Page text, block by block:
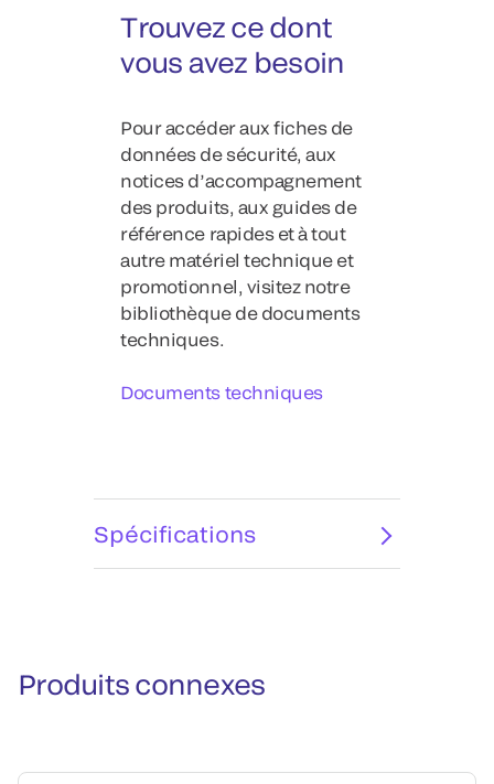
Trouvez ce dont
vous avez besoin
Pour accéder aux fiches de
données de sécurité, aux
notices d’accompagnement
des produits, aux guides de
référence rapides et à tout
autre matériel technique et
promotionnel, visitez notre
bibliothèque de documents
techniques.
Documents techniques
Spécifications
Produits connexes